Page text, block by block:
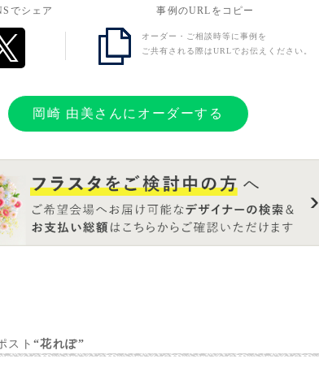
オーダーされているのを知ってから私もこちらに
と思いました。
ダーだったので、メールでのやり取りでしっかり
などの不安もありました。ですが岡崎様のおかげ
を贈ることができました！ありがとうございまし
しく対応していただきました。
りましたらお願いしたいなと思いました！本当に
ざいました。
でシェア 事例のURLをコピー
オーダー・ご相談時等に事例を
ご共有される際はURLでお伝えください。
岡崎 由美さんにオーダーする
スト“花れぽ”